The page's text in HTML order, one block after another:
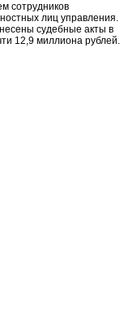
сотрудников
лиц управления.
судебные акты в
12,9 миллиона рублей.